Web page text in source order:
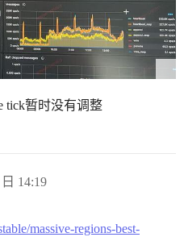
tick暂时没有调整
14:19
massive-regions-best-